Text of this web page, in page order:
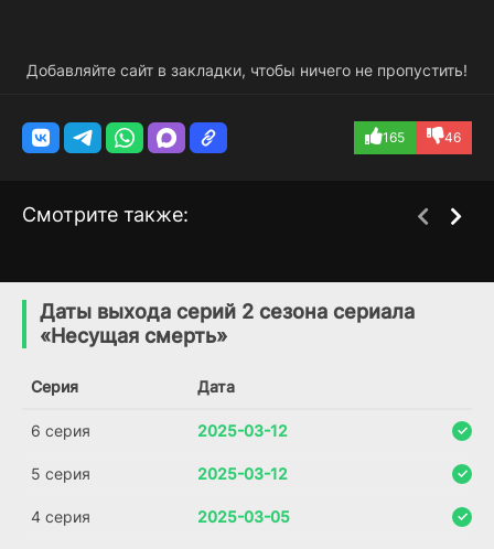
Добавляйте сайт в закладки, чтобы ничего не пропустить!
165 46
Смотрите также:
(2018)
Даты выхода серий 2 сезона сериала
«Несущая смерть»
Серия Дата
6 серия 2025-03-12
5 серия 2025-03-12
4 серия 2025-03-05